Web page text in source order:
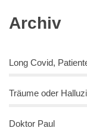
Archiv
Long Covid,
Träume oder
Doktor Paul